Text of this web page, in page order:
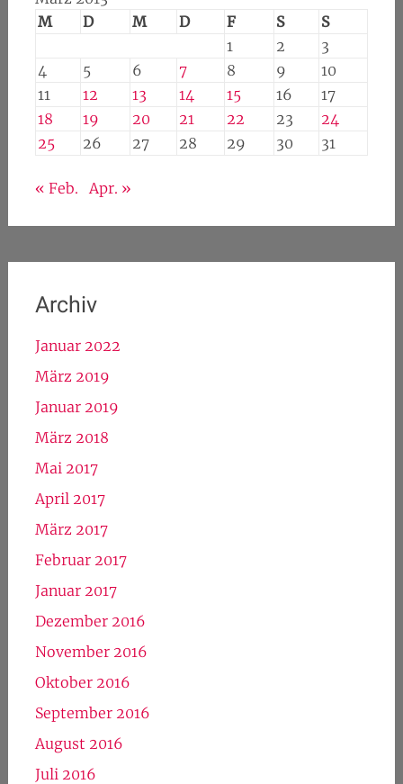
M
D M D F S
S
1
2
3
4
5 6 7 8 9
10
11
12 13 14 15 16
17
18
19 20 21 22 23
24
25
26 27 28 29 30 31
« Feb. Apr. »
Archiv
Januar 2022
März 2019
Januar 2019
März 2018
Mai 2017
April 2017
März 2017
Februar 2017
Januar 2017
Dezember 2016
November 2016
Oktober 2016
September 2016
August 2016
Juli 2016